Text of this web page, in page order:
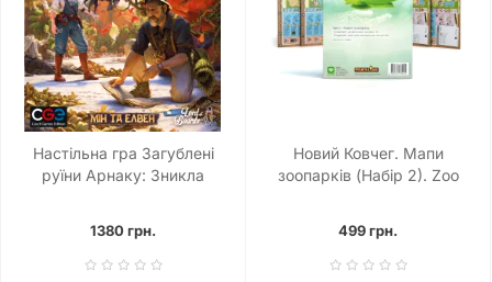
Настільна гра Загублені
руїни Арнаку: Зникла
1380 грн.
Новий Ковчег. Мапи
зоопарків (Набір 2). Zoo
499 грн.